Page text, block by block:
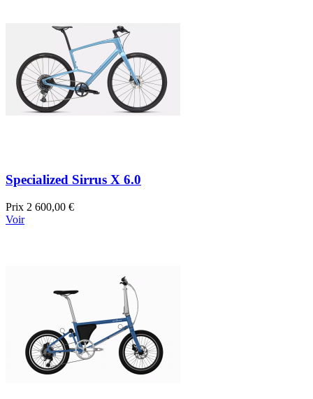
Specialized Sirrus X 6.0
Prix 2 600,00 €
Voir